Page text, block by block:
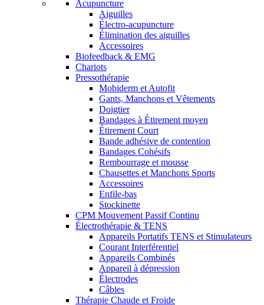
Acupuncture
Aiguilles
Électro-acupuncture
Élimination des aiguilles
Accessoires
Biofeedback & EMG
Chariots
Pressothérapie
Mobiderm et Autofit
Gants, Manchons et Vêtements
Doigtier
Bandages à Étirement moyen
Étirement Court
Bande adhésive de contention
Bandages Cohésifs
Rembourrage et mousse
Chausettes et Manchons Sports
Accessoires
Enfile-bas
Stockinette
CPM Mouvement Passif Continu
Électrothérapie & TENS
Appareils Portatifs TENS et Stimulateurs
Courant Interférentiel
Appareils Combinés
Appareil à dépression
Électrodes
Câbles
Thérapie Chaude et Froide